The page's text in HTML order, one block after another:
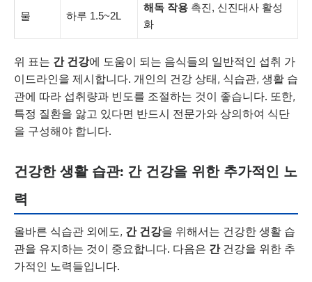
물 하루 1.5~2L
해독 작용 촉진, 신진대사 활성
화
위 표는 간 건강에 도움이 되는 음식들의 일반적인 섭취 가
이드라인을 제시합니다. 개인의 건강 상태, 식습관, 생활 습
관에 따라 섭취량과 빈도를 조절하는 것이 좋습니다. 또한,
특정 질환을 앓고 있다면 반드시 전문가와 상의하여 식단
을 구성해야 합니다.
건강한 생활 습관: 간 건강을 위한 추가적인 노
력
올바른 식습관 외에도, 간 건강을 위해서는 건강한 생활 습
관을 유지하는 것이 중요합니다. 다음은 간건강을 위한 추
가적인 노력들입니다.